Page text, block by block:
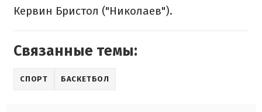
Кервин Бристол ("Николаев").
Связанные темы:
СПОРТ БАСКЕТБОЛ